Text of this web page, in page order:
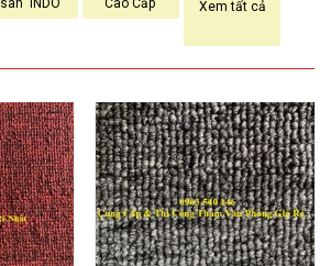
sàn INDO
Cao Cấp
Xem tất cả